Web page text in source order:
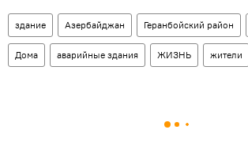
здание Азербайджан Геранбойский район
Дома аварийные здания ЖИЗНЬ жители